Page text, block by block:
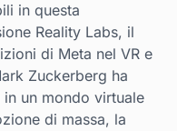
in questa
Reality Labs, il
di Meta nel VR e
Zuckerberg ha
un mondo virtuale
di massa, la